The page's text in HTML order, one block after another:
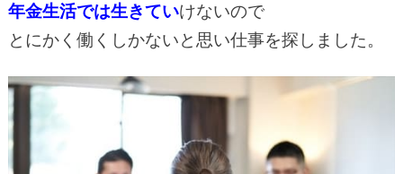
年金生活では生きていけないので
とにかく働くしかないと思い仕事を探しました。